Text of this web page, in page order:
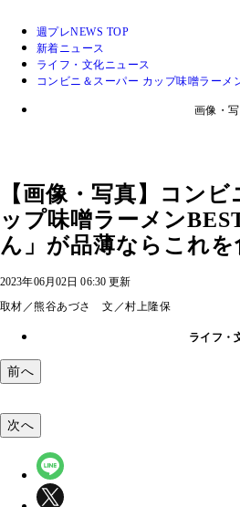
週プレNEWS TOP
新着ニュース
ライフ・文化ニュース
コンビニ＆スーパー カップ味噌ラーメ
画像・
【画像・写真】コン
ップ味噌ラーメン
ん」が品薄ならこれを
2023年06月02日 06:30 更新
取材／熊谷あづさ 文／村上隆保
ライフ・
前へ
次へ